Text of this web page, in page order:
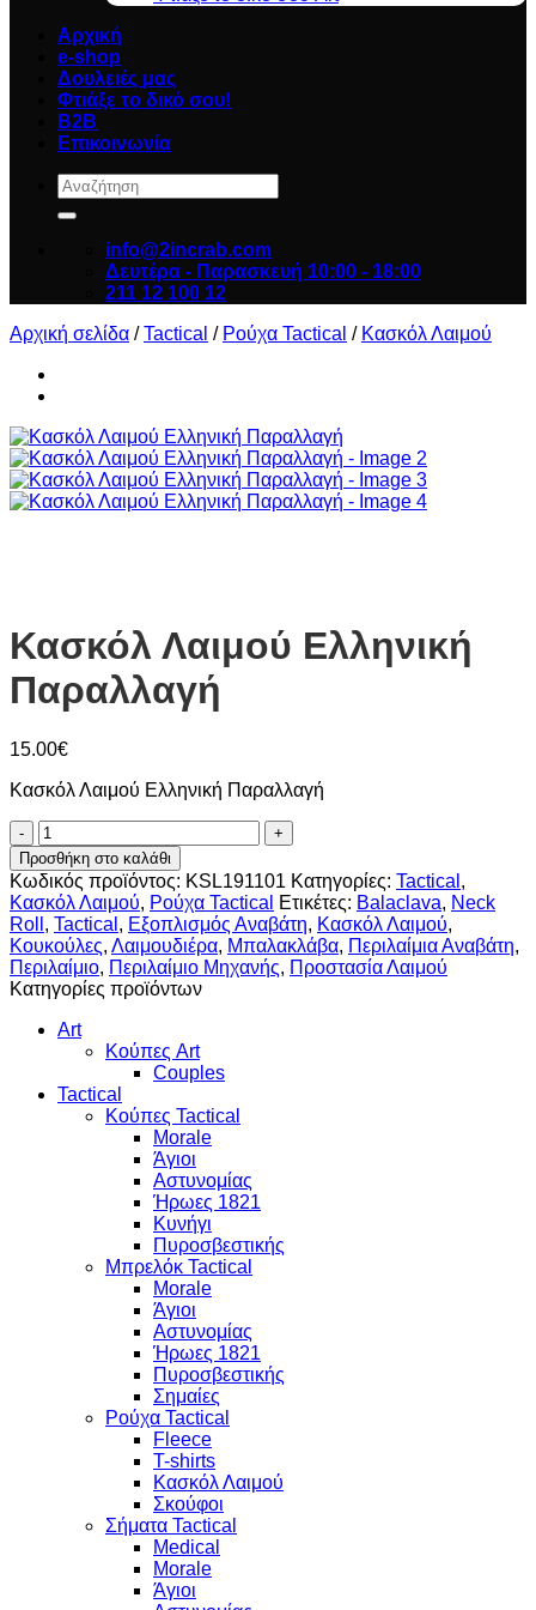
Αρχική
e-shop
Δουλειές μας
Φτιάξε το δικό σου!
B2B
Επικοινωνία
Αναζήτηση
για:
info@2incrab.com
Δευτέρα - Παρασκευή 10:00 - 18:00
211 12 100 12
Αρχική σελίδα / Tactical / Ρούχα Tactical / Κασκόλ Λαιμού
Κασκόλ Λαιμού Ελληνική
Παραλλαγή
15.00€
Κασκόλ Λαιμού Ελληνική Παραλλαγή
Κασκόλ
Λαιμού
Ελληνική
Παραλλαγή
ποσότητα
Προσθήκη στο καλάθι
Κωδικός προϊόντος: KSL191101 Κατηγορίες: Tactical ,
Κασκόλ Λαιμού, Ρούχα Tactical Ετικέτες: Balaclava, Neck
Roll , Tactical , Εξοπλισμός Αναβάτη, Κασκόλ Λαιμού,
Κουκούλες, Λαιμουδιέρα, Μπαλακλάβα, Περιλαίμια Αναβάτη,
Περιλαίμιο, Περιλαίμιο Μηχανής, Προστασία Λαιμού
Κατηγορίες προϊόντων
Art
Κούπες Art
Couples
Tactical
Κούπες Tactical
Morale
Άγιοι
Αστυνομίας
Ήρωες 1821
Κυνήγι
Πυροσβεστικής
Μπρελόκ Tactical
Morale
Άγιοι
Αστυνομίας
Ήρωες 1821
Πυροσβεστικής
Σημαίες
Ρούχα Tactical
Fleece
T-shirts
Κασκόλ Λαιμού
Σκούφοι
Σήματα Tactical
Medical
Morale
Άγιοι